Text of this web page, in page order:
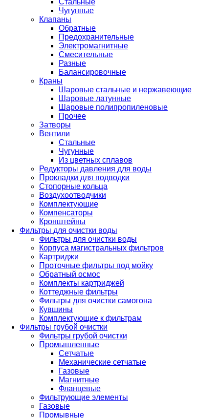
Стальные
Чугунные
Клапаны
Обратные
Предохранительные
Электромагнитные
Смесительные
Разные
Балансировочные
Краны
Шаровые стальные и нержавеющие
Шаровые латунные
Шаровые полипропиленовые
Прочее
Затворы
Вентили
Стальные
Чугунные
Из цветных сплавов
Редукторы давления для воды
Прокладки для подводки
Стопорные кольца
Воздухоотводчики
Комплектующие
Компенсаторы
Кронштейны
Фильтры для очистки воды
Фильтры для очистки воды
Корпуса магистральных фильтров
Картриджи
Проточные фильтры под мойку
Обратный осмос
Комплекты картриджей
Коттеджные фильтры
Фильтры для очистки самогона
Кувшины
Комплектующие к фильтрам
Фильтры грубой очистки
Фильтры грубой очистки
Промышленные
Сетчатые
Механические сетчатые
Газовые
Магнитные
Фланцевые
Фильтрующие элементы
Газовые
Промывные